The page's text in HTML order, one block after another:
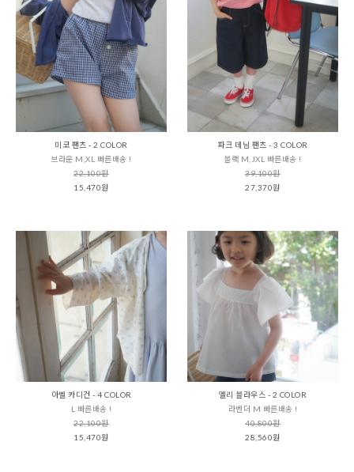
미코 팬츠 - 2 COLOR
브라운 M,XL 빠른배송 !
22,100원
15,470원
파크 데님 팬츠 - 3 COLOR
블랙 M,JXL 빠른배송 !
39,100원
27,370원
아벨 카디건 - 4 COLOR
L 빠른배송 !
22,100원
15,470원
엘리 블라우스 - 2 COLOR
라벤더 M 빠른배송 !
40,800원
28,560원